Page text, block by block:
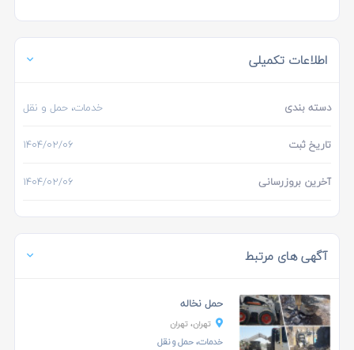
اطلاعات تکمیلی
دسته بندی خدمات، حمل و نقل
تاریخ ثبت ۱۴۰۴/۰۲/۰۶
آخرین بروزرسانی ۱۴۰۴/۰۲/۰۶
آگهی های مرتبط
حمل نخاله
تهران، تهران
خدمات، حمل و نقل